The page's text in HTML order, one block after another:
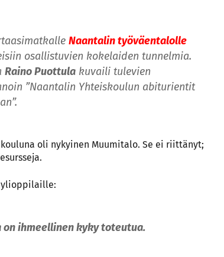
Naantalin työväentalolle
osallistuvien kokelaiden tunnelmia.
Raino Puottula kuvaili tulevien
”Naantalin Yhteiskoulun abiturientit
oli nykyinen Muumitalo. Se ei riittänyt;
ylioppilaille:
ihmeellinen kyky toteutua.